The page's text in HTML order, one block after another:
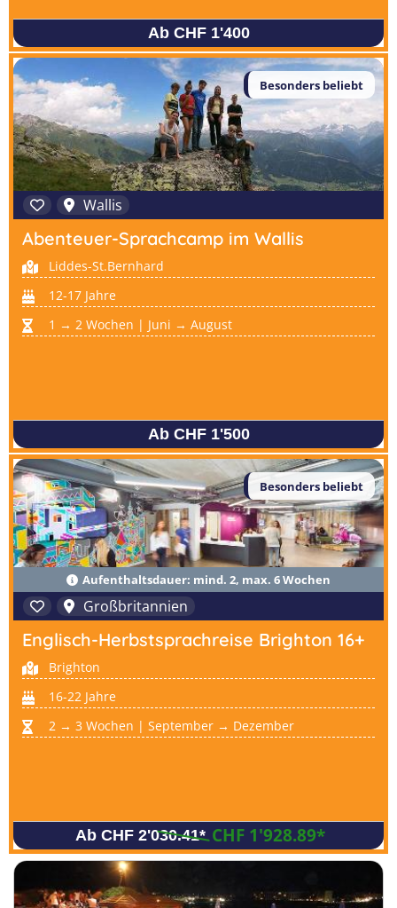
Ab CHF 1'400
Besonders beliebt
Wallis
Abenteuer-Sprachcamp im Wallis
Liddes-St.Bernhard
12-17 Jahre
1 → 2 Wochen | Juni → August
Ab CHF 1'500
Aufenthaltsdauer: mind. 2, max. 6 Wochen
Besonders beliebt
Großbritannien
Englisch-Herbstsprachreise Brighton 16+
Brighton
16-22 Jahre
2 → 3 Wochen | September → Dezember
Ab CHF 2'030.41* CHF 1'928.89*